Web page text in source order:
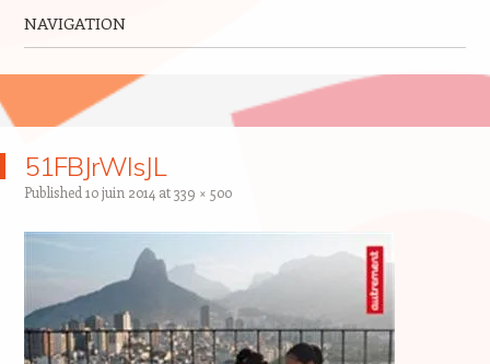
NAVIGATION
51FBJrWIsJL
Published 10 juin 2014 at339 × 500